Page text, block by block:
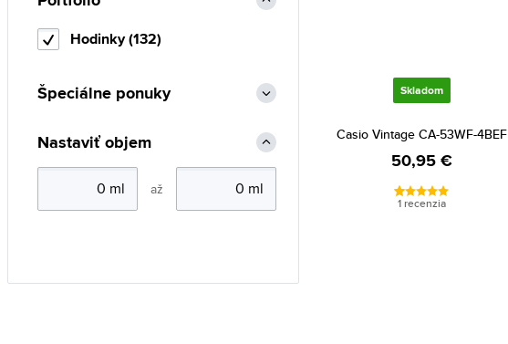
Skladom
Casio Vintage CA-53WF-4BEF
50,95 €
1 recenzia
Hodinky (132)
Špeciálne ponuky
Nastaviť objem
až